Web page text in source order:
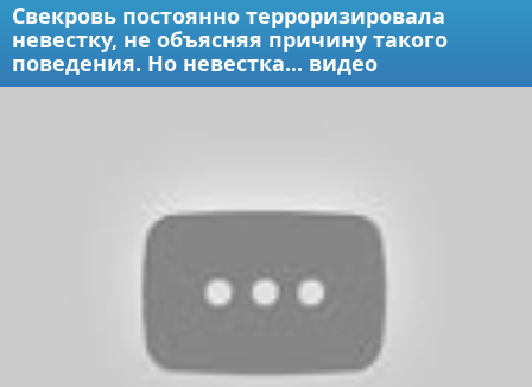
Свекровь постоянно терроризировала
невестку, не объясняя причину такого
поведения. Но невестка... видео